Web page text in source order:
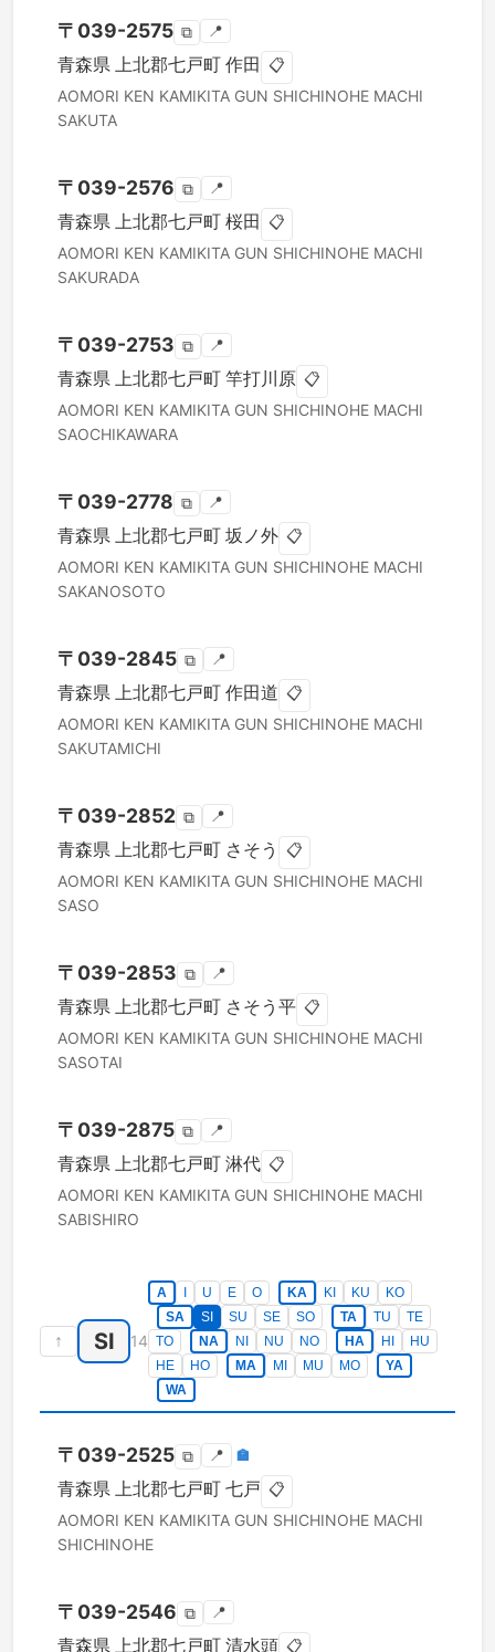
〒 039-2575 ⧉ 📍
青森県 上北郡七戸町 作田 📋
AOMORI KEN KAMIKITA GUN SHICHINOHE MACHI
SAKUTA
〒 039-2576 ⧉ 📍
青森県 上北郡七戸町 桜田 📋
AOMORI KEN KAMIKITA GUN SHICHINOHE MACHI
SAKURADA
〒 039-2753 ⧉ 📍
青森県 上北郡七戸町 竿打川原 📋
AOMORI KEN KAMIKITA GUN SHICHINOHE MACHI
SAOCHIKAWARA
〒 039-2778 ⧉ 📍
青森県 上北郡七戸町 坂ノ外 📋
AOMORI KEN KAMIKITA GUN SHICHINOHE MACHI
SAKANOSOTO
〒 039-2845 ⧉ 📍
青森県 上北郡七戸町 作田道 📋
AOMORI KEN KAMIKITA GUN SHICHINOHE MACHI
SAKUTAMICHI
〒 039-2852 ⧉ 📍
青森県 上北郡七戸町 さそう 📋
AOMORI KEN KAMIKITA GUN SHICHINOHE MACHI
SASO
〒 039-2853 ⧉ 📍
青森県 上北郡七戸町 さそう平 📋
AOMORI KEN KAMIKITA GUN SHICHINOHE MACHI
SASOTAI
〒 039-2875 ⧉ 📍
青森県 上北郡七戸町 淋代 📋
AOMORI KEN KAMIKITA GUN SHICHINOHE MACHI
SABISHIRO
↑ SI 14
A U E O KA KI KU
KO
SA
SI SU SE SO TA TU
TE
TO
NA NI NU NO HA HI
HU
HE
HO MA MI MU MO
YA
WA
〒 039-2525 ⧉ 📍 🏣
青森県 上北郡七戸町 七戸 📋
AOMORI KEN KAMIKITA GUN SHICHINOHE MACHI
SHICHINOHE
〒 039-2546 ⧉ 📍
青森県 上北郡七戸町 清水頭 📋